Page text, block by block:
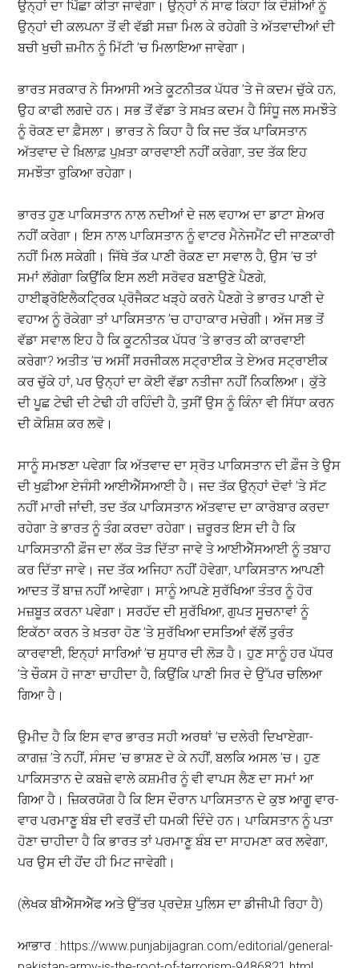
ਉਨ੍ਹਾਂ ਦਾ ਪਿੱਛਾ ਕੀਤਾ ਜਾਵੇਗਾ। ਉਨ੍ਹਾਂ ਨੇ ਸਾਫ ਕਿਹਾ ਕਿ ਦੋਸ਼ੀਆਂ ਨੂੰ
ਉਨ੍ਹਾਂ ਦੀ ਕਲਪਨਾ ਤੋਂ ਵੀ ਵੱਡੀ ਸਜ਼ਾ ਮਿਲ ਕੇ ਰਹੇਗੀ ਤੇ ਅੱਤਵਾਦੀਆਂ ਦੀ
ਬਚੀ ਖੁਚੀ ਜ਼ਮੀਨ ਨੂੰ ਮਿੱਟੀ ’ਚ ਮਿਲਾਇਆ ਜਾਵੇਗਾ।
ਭਾਰਤ ਸਰਕਾਰ ਨੇ ਸਿਆਸੀ ਅਤੇ ਕੂਟਨੀਤਕ ਪੱਧਰ ’ਤੇ ਜੋ ਕਦਮ ਚੁੱਕੇ ਹਨ,
ਉਹ ਕਾਫੀ ਲਗਦੇ ਹਨ। ਸਭ ਤੋਂ ਵੱਡਾ ਤੇ ਸਖ਼ਤ ਕਦਮ ਹੈ ਸਿੰਧੂ ਜਲ ਸਮਝੌਤੇ
ਨੂੰ ਰੋਕਣ ਦਾ ਫ਼ੈਸਲਾ। ਭਾਰਤ ਨੇ ਕਿਹਾ ਹੈ ਕਿ ਜਦ ਤੱਕ ਪਾਕਿਸਤਾਨ
ਅੱਤਵਾਦ ਦੇ ਖ਼ਿਲਾਫ਼ ਪੁਖ਼ਤਾ ਕਾਰਵਾਈ ਨਹੀਂ ਕਰੇਗਾ, ਤਦ ਤੱਕ ਇਹ
ਸਮਝੌਤਾ ਰੁਕਿਆ ਰਹੇਗਾ।
ਭਾਰਤ ਹੁਣ ਪਾਕਿਸਤਾਨ ਨਾਲ ਨਦੀਆਂ ਦੇ ਜਲ ਵਹਾਅ ਦਾ ਡਾਟਾ ਸ਼ੇਅਰ
ਨਹੀਂ ਕਰੇਗਾ। ਇਸ ਨਾਲ ਪਾਕਿਸਤਾਨ ਨੂੰ ਵਾਟਰ ਮੈਨੇਜਮੈਂਟ ਦੀ ਜਾਣਕਾਰੀ
ਨਹੀਂ ਮਿਲ ਸਕੇਗੀ। ਜਿੱਥੇ ਤੱਕ ਪਾਣੀ ਰੋਕਣ ਦਾ ਸਵਾਲ ਹੈ, ਉਸ ’ਚ ਤਾਂ
ਸਮਾਂ ਲੱਗੇਗਾ ਕਿਉਂਕਿ ਇਸ ਲਈ ਸਰੋਵਰ ਬਣਾਉਣੇ ਪੈਣਗੇ,
ਹਾਈਡ੍ਰੋਇਲੈਕਟ੍ਰਿਕ ਪ੍ਰੋਜੈਕਟ ਖੜ੍ਹੇ ਕਰਨੇ ਪੈਣਗੇ ਤੇ ਭਾਰਤ ਪਾਣੀ ਦੇ
ਵਹਾਅ ਨੂੰ ਰੋਕੇਗਾ ਤਾਂ ਪਾਕਿਸਤਾਨ ’ਚ ਹਾਹਾਕਾਰ ਮਚੇਗੀ। ਅੱਜ ਸਭ ਤੋਂ
ਵੱਡਾ ਸਵਾਲ ਇਹ ਹੈ ਕਿ ਕੂਟਨੀਤਕ ਪੱਧਰ ’ਤੇ ਭਾਰਤ ਕੀ ਕਾਰਵਾਈ
ਕਰੇਗਾ? ਅਤੀਤ ’ਚ ਅਸੀਂ ਸਰਜੀਕਲ ਸਟ੍ਰਾਈਕ ਤੇ ਏਅਰ ਸਟ੍ਰਾਈਕ
ਕਰ ਚੁੱਕੇ ਹਾਂ, ਪਰ ਉਨ੍ਹਾਂ ਦਾ ਕੋਈ ਵੱਡਾ ਨਤੀਜਾ ਨਹੀਂ ਨਿਕਲਿਆ। ਕੁੱਤੇ
ਦੀ ਪੂਛ ਟੇਢੀ ਦੀ ਟੇਢੀ ਹੀ ਰਹਿੰਦੀ ਹੈ, ਤੁਸੀਂ ਉਸ ਨੂੰ ਕਿੰਨਾ ਵੀ ਸਿੱਧਾ ਕਰਨ
ਦੀ ਕੋਸ਼ਿਸ਼ ਕਰ ਲਵੋ।
ਸਾਨੂੰ ਸਮਝਣਾ ਪਵੇਗਾ ਕਿ ਅੱਤਵਾਦ ਦਾ ਸ੍ਰੋਤ ਪਾਕਿਸਤਾਨ ਦੀ ਫ਼ੌਜ ਤੇ ਉਸ
ਦੀ ਖੁਫ਼ੀਆ ਏਜੰਸੀ ਆਈਐੱਸਆਈ ਹੈ। ਜਦ ਤੱਕ ਉਨ੍ਹਾਂ ਦੋਵਾਂ ’ਤੇ ਸੱਟ
ਨਹੀਂ ਮਾਰੀ ਜਾਂਦੀ, ਤਦ ਤੱਕ ਪਾਕਿਸਤਾਨ ਅੱਤਵਾਦ ਦਾ ਕਾਰੋਬਾਰ ਕਰਦਾ
ਰਹੇਗਾ ਤੇ ਭਾਰਤ ਨੂੰ ਤੰਗ ਕਰਦਾ ਰਹੇਗਾ। ਜ਼ਰੂਰਤ ਇਸ ਦੀ ਹੈ ਕਿ
ਪਾਕਿਸਤਾਨੀ ਫ਼ੌਜ ਦਾ ਲੱਕ ਤੋੜ ਦਿੱਤਾ ਜਾਵੇ ਤੇ ਆਈਐੱਸਆਈ ਨੂੰ ਤਬਾਹ
ਕਰ ਦਿੱਤਾ ਜਾਵੇ। ਜਦ ਤੱਕ ਅਜਿਹਾ ਨਹੀਂ ਹੋਵੇਗਾ, ਪਾਕਿਸਤਾਨ ਆਪਣੀ
ਆਦਤ ਤੋਂ ਬਾਜ਼ ਨਹੀਂ ਆਵੇਗਾ। ਸਾਨੂੰ ਆਪਣੇ ਸੁਰੱਖਿਆ ਤੰਤਰ ਨੂੰ ਹੋਰ
ਮਜ਼ਬੂਤ ਕਰਨਾ ਪਵੇਗਾ। ਸਰਹੱਦ ਦੀ ਸੁਰੱਖਿਆ, ਗੁਪਤ ਸੂਚਨਾਵਾਂ ਨੂੰ
ਇਕੱਠਾ ਕਰਨ ਤੇ ਖ਼ਤਰਾ ਹੋਣ ’ਤੇ ਸੁਰੱਖਿਆ ਦਸਤਿਆਂ ਵੱਲੋਂ ਤੁਰੰਤ
ਕਾਰਵਾਈ, ਇਨ੍ਹਾਂ ਸਾਰਿਆਂ ’ਚ ਸੁਧਾਰ ਦੀ ਲੋੜ ਹੈ। ਹੁਣ ਸਾਨੂੰ ਹਰ ਪੱਧਰ
’ਤੇ ਚੌਕਸ ਹੋ ਜਾਣਾ ਚਾਹੀਦਾ ਹੈ, ਕਿਉਂਕਿ ਪਾਣੀ ਸਿਰ ਦੇ ਉੱਪਰ ਚਲਿਆ
ਗਿਆ ਹੈ।
ਉਮੀਦ ਹੈ ਕਿ ਇਸ ਵਾਰ ਭਾਰਤ ਸਹੀ ਅਰਥਾਂ ’ਚ ਦਲੇਰੀ ਦਿਖਾਏਗਾ-
ਕਾਗਜ਼ ’ਤੇ ਨਹੀਂ, ਸੰਸਦ ’ਚ ਭਾਸ਼ਣ ਦੇ ਕੇ ਨਹੀਂ, ਬਲਕਿ ਅਸਲ ’ਚ। ਹੁਣ
ਪਾਕਿਸਤਾਨ ਦੇ ਕਬਜ਼ੇ ਵਾਲੇ ਕਸ਼ਮੀਰ ਨੂੰ ਵੀ ਵਾਪਸ ਲੈਣ ਦਾ ਸਮਾਂ ਆ
ਗਿਆ ਹੈ। ਜ਼ਿਕਰਯੋਗ ਹੈ ਕਿ ਇਸ ਦੌਰਾਨ ਪਾਕਿਸਤਾਨ ਦੇ ਕੁਝ ਆਗੂ ਵਾਰ-
ਵਾਰ ਪਰਮਾਣੂ ਬੰਬ ਦੀ ਵਰਤੋਂ ਦੀ ਧਮਕੀ ਦਿੰਦੇ ਹਨ। ਪਾਕਿਸਤਾਨ ਨੂੰ ਪਤਾ
ਹੋਣਾ ਚਾਹੀਦਾ ਹੈ ਕਿ ਭਾਰਤ ਤਾਂ ਪਰਮਾਣੂ ਬੰਬ ਦਾ ਸਾਹਮਣਾ ਕਰ ਲਵੇਗਾ,
ਪਰ ਉਸ ਦੀ ਹੋਂਦ ਹੀ ਮਿਟ ਜਾਵੇਗੀ।
(ਲੇਖਕ ਬੀਐੱਸਐੱਫ ਅਤੇ ਉੱਤਰ ਪ੍ਰਦੇਸ਼ ਪੁਲਿਸ ਦਾ ਡੀਜੀਪੀ ਰਿਹਾ ਹੈ)
ਆਭਾਰ : https://www.punjabijagran.com/editorial/general-